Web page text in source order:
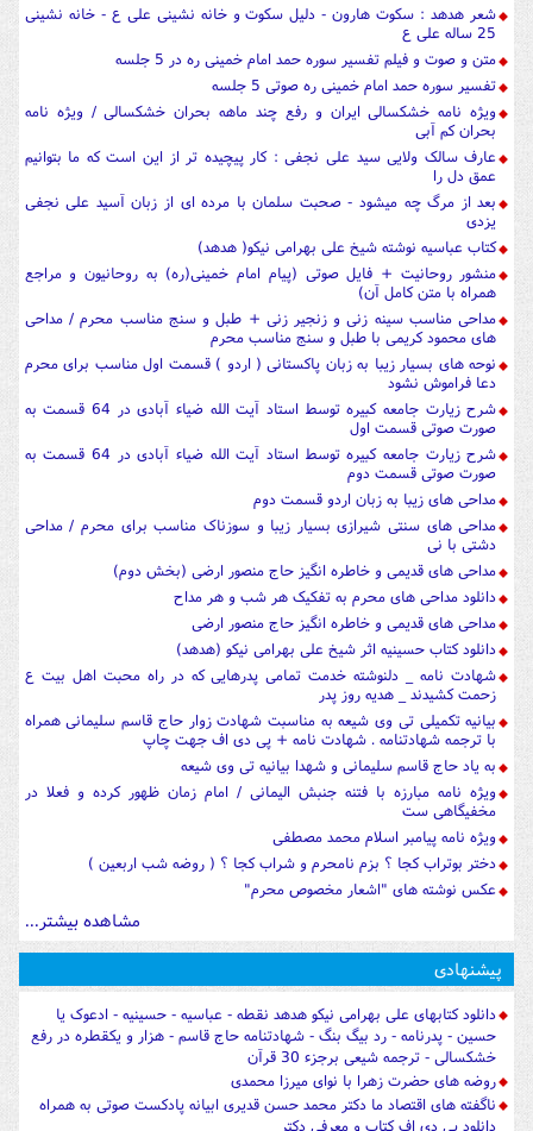
شعر هدهد : سکوت هارون - دلیل سکوت و خانه نشینی علی ع - خانه نشینی
25 ساله علی ع
متن و صوت و فیلم تفسیر سوره حمد امام خمینی ره در 5 جلسه
تفسیر سوره حمد امام خمینی ره صوتی 5 جلسه
ویژه نامه خشکسالی ایران و رفع چند ماهه بحران خشکسالی / ویژه نامه
بحران کم آبی
عارف سالک ولایی سید علی نجفی : کار پیچیده تر از این است که ما بتوانیم
عمق دل را
بعد از مرگ چه میشود - صحبت سلمان با مرده ای از زبان آسید علی نجفی
یزدی
کتاب عباسیه نوشته شیخ علی بهرامی نیکو( هدهد)
منشور روحانیت + فایل صوتی (پیام امام خمینی(ره) به روحانیون و مراجع
همراه با متن کامل آن)
مداحی مناسب سینه زنی و زنجیر زنی + طبل و سنج مناسب محرم / مداحی
های محمود کریمی با طبل و سنج مناسب محرم
نوحه های بسیار زیبا به زبان پاکستانی ( اردو ) قسمت اول مناسب برای محرم
دعا فراموش نشود
شرح زیارت جامعه کبیره توسط استاد آیت الله ضیاء آبادی در 64 قسمت به
صورت صوتی قسمت اول
شرح زیارت جامعه کبیره توسط استاد آیت الله ضیاء آبادی در 64 قسمت به
صورت صوتی قسمت دوم
مداحی های زیبا به زبان اردو قسمت دوم
مداحی های سنتی شیرازی بسیار زیبا و سوزناک مناسب برای محرم / مداحی
دشتی با نی
مداحی های قدیمی و خاطره انگیز حاج منصور ارضی (بخش دوم)
دانلود مداحی های محرم به تفکیک هر شب و هر مداح
مداحی های قدیمی و خاطره انگیز حاج منصور ارضی
دانلود کتاب حسینیه اثر شیخ علی بهرامی نیکو (هدهد)
شهادت نامه _ دلنوشته خدمت تمامی پدرهایی که در راه محبت اهل بیت ع
زحمت کشیدند _ هدیه روز پدر
بیانیه تکمیلی تی وی شیعه به مناسبت شهادت زوار حاج قاسم سلیمانی همراه
با ترجمه شهادتنامه . شهادت نامه + پی دی اف جهت چاپ
به یاد حاج قاسم سلیمانی و شهدا بیانیه تی وی شیعه
ویژه نامه مبارزه با فتنه جنبش الیمانی / امام زمان ظهور کرده و فعلا در
مخفیگاهی ست
ویژه نامه پیامبر اسلام محمد مصطفی
دختر بوتراب کجا ؟ بزم نامحرم و شراب کجا ؟ ( روضه شب اربعین )
عکس نوشته های "اشعار مخصوص محرم"
مشاهده بیشتر...
پیشنهادی
دانلود کتابهای علی بهرامی نیکو هدهد نقطه - عباسیه - حسینیه - ادعوک یا
حسین - پدرنامه - رد بیگ بنگ - شهادتنامه حاج قاسم - هزار و یکقطره در رفع
خشکسالی - ترجمه شیعی برجزء 30 قرآن
روضه های حضرت زهرا با نوای میرزا محمدی
ناگفته های اقتصاد ما دکتر محمد حسن قدیری ابیانه پادکست صوتی به همراه
دانلود پی دی اف کتاب و معرفی دکتر